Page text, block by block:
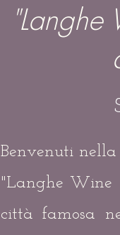
"Langhe
Benvenuti
"Langhe Wine
città famosa